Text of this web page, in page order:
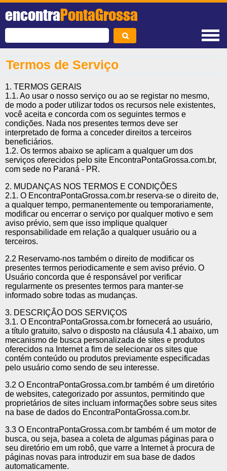
encontraPontaGrossa
Termos de Serviço
1. TERMOS GERAIS
1.1. Ao usar o nosso serviço ou ao se registar no mesmo,
de modo a poder utilizar todos os recursos nele existentes,
você aceita e concorda com os seguintes termos e
condições. Nada nos presentes termos deve ser
interpretado de forma a conceder direitos a terceiros
beneficiários.
1.2. Os termos abaixo se aplicam a qualquer um dos
serviços oferecidos pelo site EncontraPontaGrossa.com.br,
com sede no Paraná - PR.
2. MUDANÇAS NOS TERMOS E CONDIÇÕES
2.1. O EncontraPontaGrossa.com.br reserva-se o direito de,
a qualquer tempo, permanentemente ou temporariamente,
modificar ou encerrar o serviço por qualquer motivo e sem
aviso prévio, sem que isso implique qualquer
responsabilidade em relação a qualquer usuário ou a
terceiros.
2.2 Reservamo-nos também o direito de modificar os
presentes termos periodicamente e sem aviso prévio. O
Usuário concorda que é responsável por verificar
regularmente os presentes termos para manter-se
informado sobre todas as mudanças.
3. DESCRIÇÃO DOS SERVIÇOS
3.1. O EncontraPontaGrossa.com.br fornecerá ao usuário,
a título gratuito, salvo o disposto na cláusula 4.1 abaixo, um
mecanismo de busca personalizada de sites e produtos
oferecidos na Internet a fim de selecionar os sites que
contém conteúdo ou produtos previamente especificadas
pelo usuário como sendo de seu interesse.
3.2 O EncontraPontaGrossa.com.br também é um diretório
de websites, categorizado por assuntos, permitindo que
proprietários de sites incluam informações sobre seus sites
na base de dados do EncontraPontaGrossa.com.br.
3.3 O EncontraPontaGrossa.com.br também é um motor de
busca, ou seja, basea a coleta de algumas páginas para o
seu diretório em um robô, que varre a Internet à procura de
páginas novas para introduzir em sua base de dados
automaticamente.